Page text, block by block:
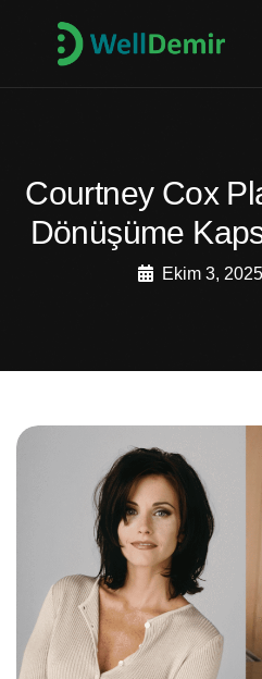
Courtney Cox
Dönüşüme
Ekim 3, 2025